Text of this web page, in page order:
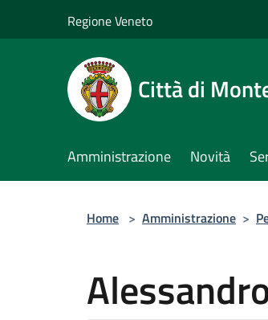
Regione Veneto
Città di
Amministrazione Novità
Home > Amministrazione >